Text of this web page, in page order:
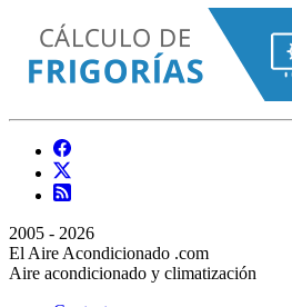
2005 - 2026
El Aire Acondicionado .com
Aire acondicionado y climatización